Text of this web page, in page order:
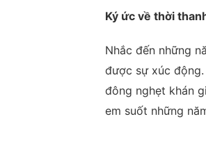
Ký ức về thời
Nhắc đến những
được sự xúc
đông nghẹt khán
em suốt những